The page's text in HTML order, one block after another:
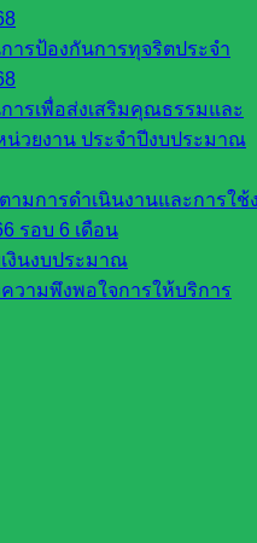
ารป้องกันการทุจริตประจำ
ารเพื่อส่งเสริมคุณธรรมและ
น่วยงาน ประจำปีงบประมาณ
ามการดำเนินงานและการใช้
รอบ 6 เดือน
งินงบประมาณ
วามพึงพอใจการให้บริการ